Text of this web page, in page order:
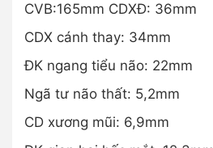
CVB:165mm CDXĐ: 36mm
CDX cánh thay: 34mm
ĐK ngang tiểu não: 22mm
Ngã tư não thất: 5,2mm
CD xương mũi: 6,9mm